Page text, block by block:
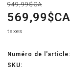
949,99$CA
569,99$CA
taxes
Numéro de l'article:
SKU: